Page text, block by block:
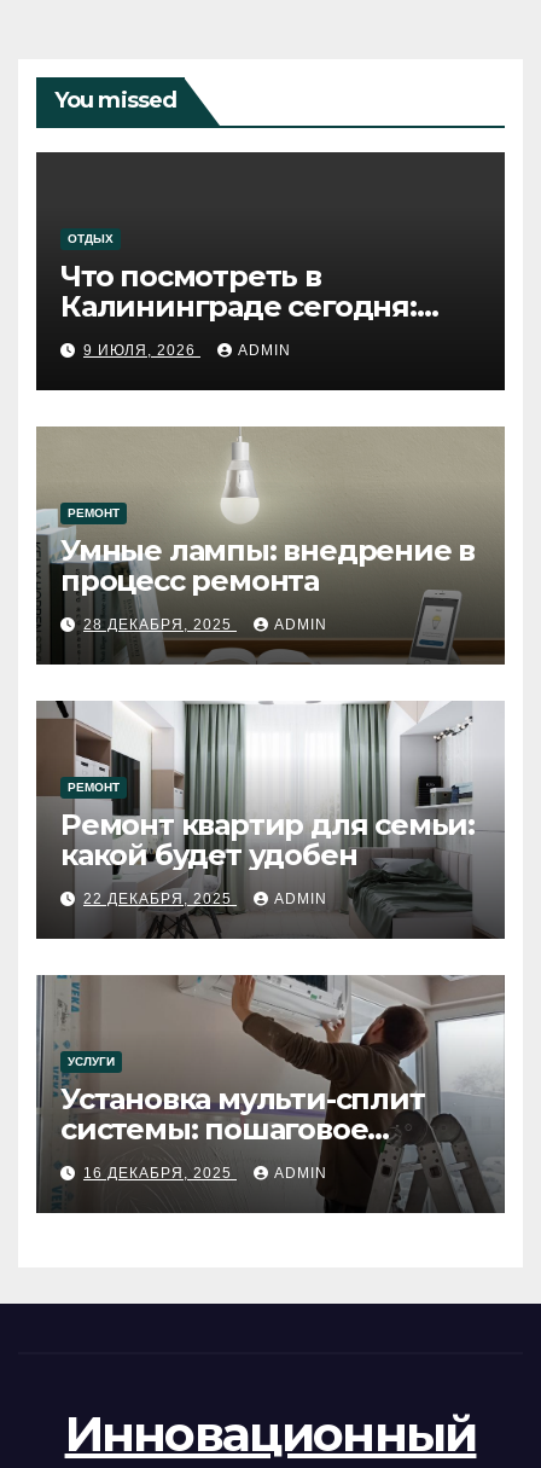
You missed
ОТДЫХ
Что посмотреть в
Калининграде сегодня:
путеводитель по самому
западному городу России
9 ИЮЛЯ, 2026 ADMIN
РЕМОНТ
Умные лампы: внедрение в
процесс ремонта
28 ДЕКАБРЯ, 2025 ADMIN
РЕМОНТ
Ремонт квартир для семьи:
какой будет удобен
22 ДЕКАБРЯ, 2025 ADMIN
УСЛУГИ
Установка мульти-сплит
системы: пошаговое
руководство
16 ДЕКАБРЯ, 2025 ADMIN
Инновационный